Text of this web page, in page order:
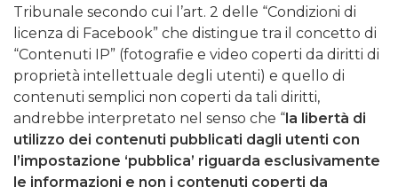
Tribunale secondo cui l’art. 2 delle “Condizioni di
licenza di Facebook” che distingue tra il concetto di
“Contenuti IP” (fotografie e video coperti da diritti di
proprietà intellettuale degli utenti) e quello di
contenuti semplici non coperti da tali diritti,
andrebbe interpretato nel senso che “ la libertà di
utilizzo dei contenuti pubblicati dagli utenti con
l’impostazione ‘pubblica’ riguarda esclusivamente
le informazioni e non i contenuti coperti da